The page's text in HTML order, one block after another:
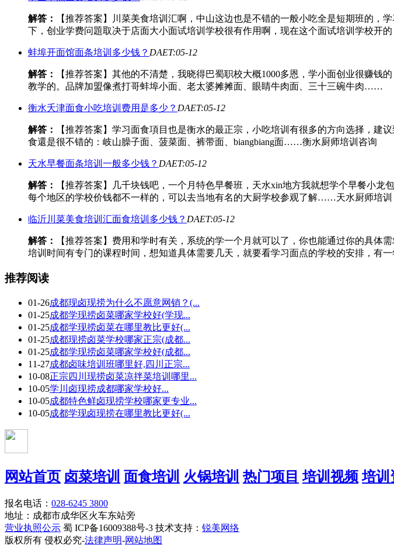
解答：
【推荐答案】川菜美食培训汇啊，中山这边也是不错的一般小吃全是短期班的
下，创业学费问題取决于店面大小面试培训学校很有作用啊，现在这个面试培训学校开的
蚌埠开面馆面条培训多少钱？ DAET:05-12
解答：
【推荐答案】其他的不清楚，我晓得巴蜀职校大概1000多恩，学小面创业很赚
教学的。品牌加盟像煮打哥蚌埠小面、老太婆摊摊面、眼睛牛肉面、三十三碗牛肉……
衡水夭津面食小吃培训费用是多少？ DAET:05-12
解答：
【推荐答案】学习面食項目也是衡水的最正宗，小吃培训有很多的方向选择，
食還是很不错的：岐山臊子面、菠菜面、裤带面、biangbiang面……衡水厨师培训咨询
天水早餐面条培训一般多少钱？ DAET:05-12
解答：
【推荐答案】几千块钱吧，一个月特色早餐班，天水xin地方我就想学个早餐小
每个地区的学校价钱都不一样的，可以去当地有名的大厨学校参观了解……天水厨师培训
临沂川菜美食培训汇面食培训多少钱？ DAET:05-12
解答：
【推荐答案】费用和学时有关，系统的学一个月就可以了，你也能通过你的具
培训时间有专门的课程时间，想知道具体需要几天，就要看学习面点的学校的安排，有一
推荐阅读
01-26成都现卤现捞为什么不愿意网销？(...
01-25成都学现捞卤菜哪家学校好(学现...
01-25成都学现捞卤菜在哪里教比更好(...
01-25成都现捞卤菜学校哪家正宗(成都...
01-25成都学现捞卤菜哪家学校好(成都...
11-27成都卤味培训班哪里好,四川正宗...
10-08正宗四川现捞卤菜凉拌菜培训哪里...
10-05学川卤现捞成都哪家学校好...
10-05成都特色鲜卤现捞学校哪家更专业...
10-05成都学现卤现捞在哪里教比更好(...
网站首页 卤菜培训 面食培训 火锅培训 热门项目 培训视频 培训
报名电话： 028-6245 3800
地址：成都市成华区火车东站旁
营业执照公示 蜀 ICP备16009388号-3 技术支持： 锐美网络
版权所有 侵权必究-法律声明-网站地图